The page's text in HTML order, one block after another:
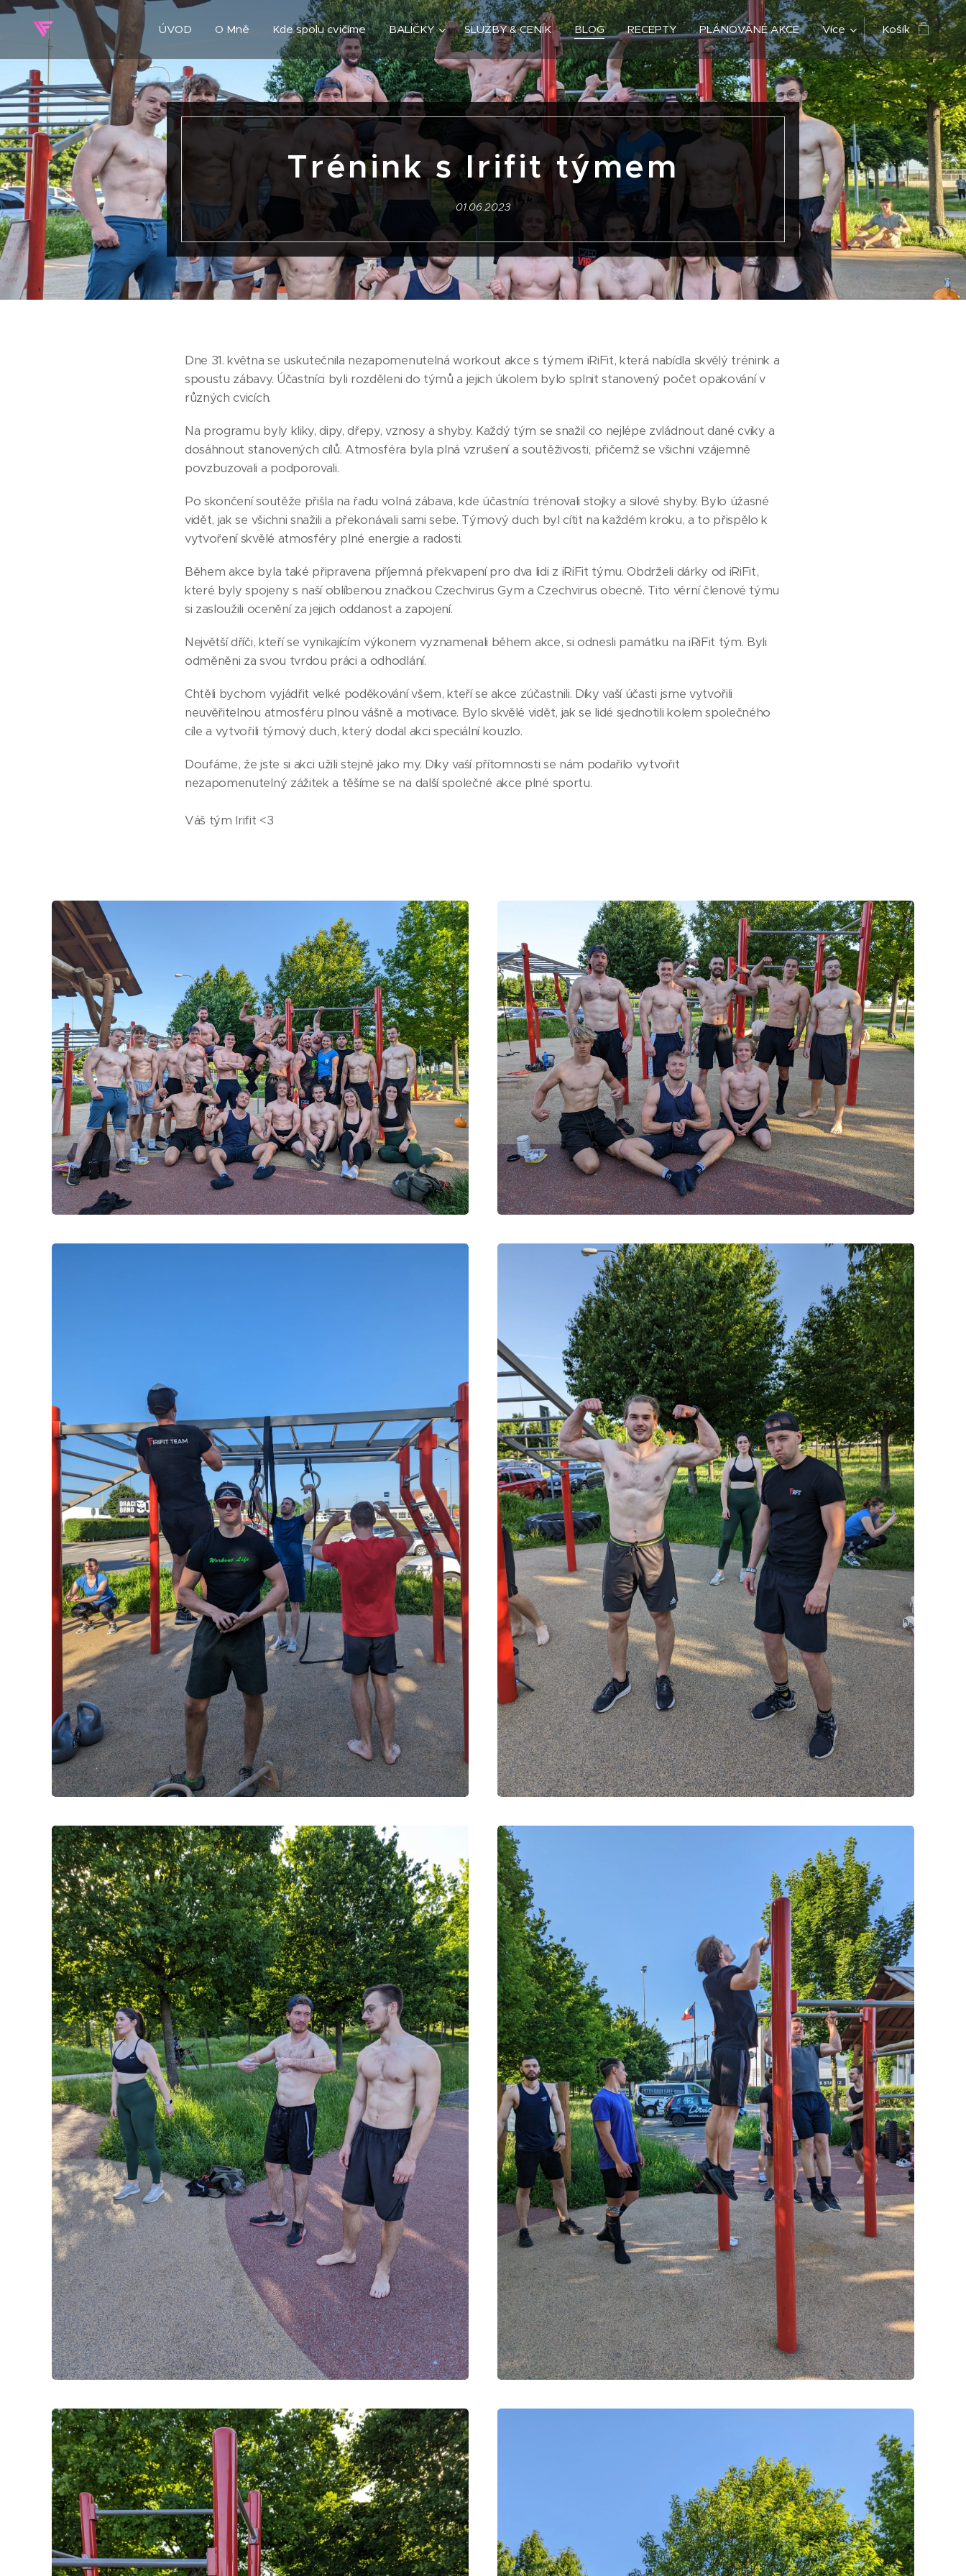
ÚVOD O Mně Kde spolu cvičíme BALÍČKY SLUŽBY & CENÍK BLOG RECEPTY PLÁNOVÁNÉ AKCE Více Košík
Trénink s Irifit týmem
01.06.2023
Dne 31. května se uskutečnila nezapomenutelná workout akce s týmem iRiFit, která nabídla skvělý trénink a
spoustu zábavy. Účastníci byli rozděleni do týmů a jejich úkolem bylo splnit stanovený počet opakování v
různých cvicích.
Na programu byly kliky, dipy, dřepy, vznosy a shyby. Každý tým se snažil co nejlépe zvládnout dané cviky a
dosáhnout stanovených cílů. Atmosféra byla plná vzrušení a soutěživosti, přičemž se všichni vzájemně
povzbuzovali a podporovali.
Po skončení soutěže přišla na řadu volná zábava, kde účastníci trénovali stojky a silové shyby. Bylo úžasné
vidět, jak se všichni snažili a překonávali sami sebe. Týmový duch byl cítit na každém kroku, a to přispělo k
vytvoření skvělé atmosféry plné energie a radosti.
Během akce byla také připravena příjemná překvapení pro dva lidi z iRiFit týmu. Obdrželi dárky od iRiFit,
které byly spojeny s naší oblíbenou značkou Czechvirus Gym a Czechvirus obecně. Tito věrní členové týmu
si zasloužili ocenění za jejich oddanost a zapojení.
Největší dříči, kteří se vynikajícím výkonem vyznamenali během akce, si odnesli památku na iRiFit tým. Byli
odměněni za svou tvrdou práci a odhodlání.
Chtěli bychom vyjádřit velké poděkování všem, kteří se akce zúčastnili. Díky vaší účasti jsme vytvořili
neuvěřitelnou atmosféru plnou vášně a motivace. Bylo skvělé vidět, jak se lidé sjednotili kolem společného
cíle a vytvořili týmový duch, který dodal akci speciální kouzlo.
Doufáme, že jste si akci užili stejně jako my. Díky vaší přítomnosti se nám podařilo vytvořit
nezapomenutelný zážitek a těšíme se na další společné akce plné sportu.
Váš tým Irifit <3